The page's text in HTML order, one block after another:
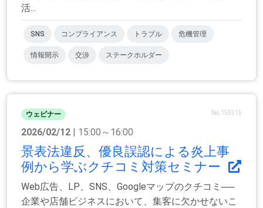
活...
SNS コンプライアンス トラブル 危機管理
情報開示 交渉 ステークホルダー
ウェビナー No.155315
2026/02/12 | 15:00～16:00
景表法違反、優良誤認による炎上事
例から学ぶクチコミ対策セミナー
Web広告、LP、SNS、Googleマップのクチコミ──
企業や店舗ビジネスにおいて、集客に欠かせないこ